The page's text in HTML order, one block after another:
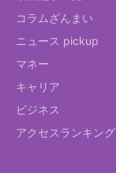
コラムざんまい
ニュース pickup
マネー
キャリア
ビジネス
アクセスランキング